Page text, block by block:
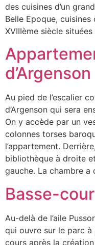
des cuisines d’un
Belle Epoque,
XVIIIème siècle
d’Argenson
Au pied de l’escalier
d’Argenson qui sera
On y accède par un
colonnes torses
l’appartement.
bibliothèque à droite
gauche. La chambre
Basse-
Au-delà de l’aile
qui ouvre sur le parc à
cours après la création